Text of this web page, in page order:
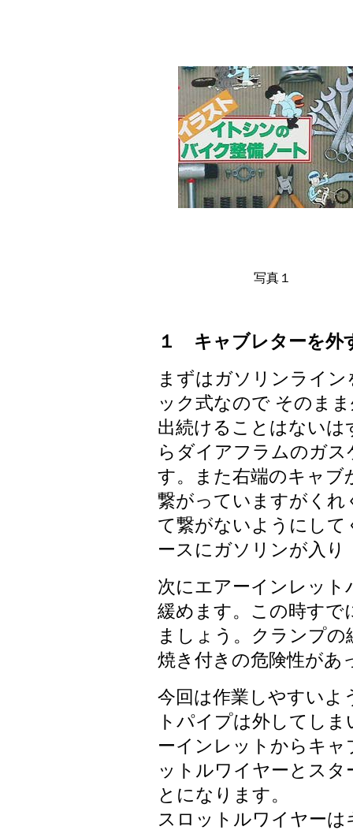
写真１
１ キャブレターを外
まずはガソリンライ
ック式なので そのま
出続けることはない
らダイアフラムのガ
す。また右端のキャ
繋がっていますがく
て繋がないようにし
ースにガソリンが入
次にエアーインレッ
緩めます。この時すで
ましょう。クランプ
焼き付きの危険性があ
今回は作業しやすいよ
トパイプは外してし
ーインレットからキ
ットルワイヤーとス
とになります。
スロットルワイヤー